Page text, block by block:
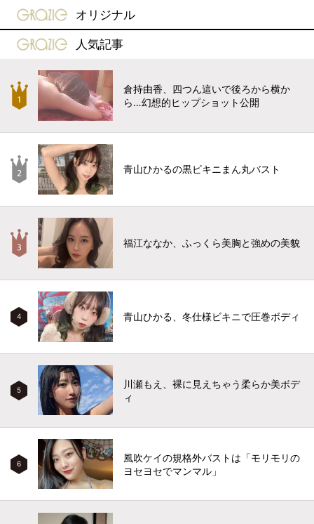
gravure-grazie
オリジナル
gravure-grazie
人気記事
倉持由香、四つん這いで後ろから横か
ら…幻想的ヒップショット公開
青山ひかるの黒ビキニまん丸バスト
福江ななか、ふっくら美胸と強めの美貌
4 青山ひかる、冬仕様ビキニで圧巻ボディ
5
川瀬もえ、裸に見えちゃう柔らか美ボデ
ィ
6
風吹ケイの規格外バストは「モリモリの
ヨセヨセでマンマル」